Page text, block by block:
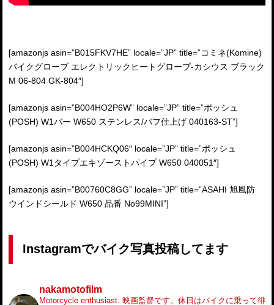
[amazonjs asin=”B015FKV7HE” locale=”JP” title=”コミネ(Komine)
バイクグローブ エレクトリックヒートグローブ-カシウス ブラック
M 06-804 GK-804″]
[amazonjs asin=”B004HO2P6W” locale=”JP” title=”ポッシュ
(POSH) W1バー W650 ステンレス/バフ仕上げ 040163-ST”]
[amazonjs asin=”B004HCKQ06″ locale=”JP” title=”ポッシュ
(POSH) W1タイプエキゾーストパイプ W650 040051″]
[amazonjs asin=”B00760C8GG” locale=”JP” title=”ASAHI 旭風防
ウインドシールド W650 品番 No99MINI”]
Instagramでバイク写真投稿してます
nakamotofilm
Motorcycle enthusiast. 映画監督です。休日はバイクに乗って徘